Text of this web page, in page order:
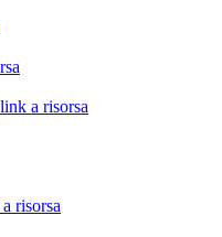
a risorsa
risorsa